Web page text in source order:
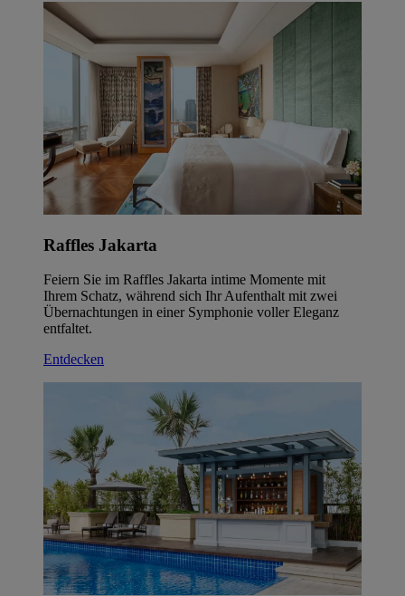
Raffles Jakarta
Feiern Sie im Raffles Jakarta intime Momente mit
Ihrem Schatz, während sich Ihr Aufenthalt mit zwei
Übernachtungen in einer Symphonie voller Eleganz
entfaltet.
Entdecken